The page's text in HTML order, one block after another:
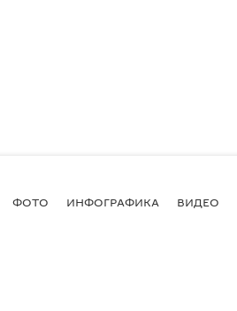
ФОТО ИНФОГРАФИКА ВИДЕО